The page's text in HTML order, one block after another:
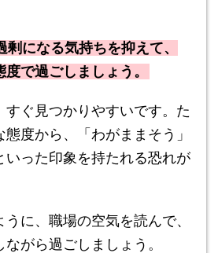
剰になる気持ちを抑えて、
で過ごしましょう。
すぐ見つかりやすいです。た
度から、「わがままそう」
いった印象を持たれる恐れが
に、職場の空気を読んで、
がら過ごしましょう。